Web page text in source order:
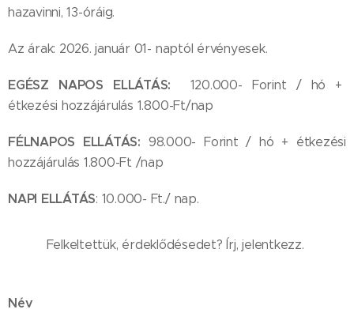
hazavinni, 13-óráig.
Az árak: 2026. január 01- naptól érvényesek.
EGÉSZ NAPOS ELLÁTÁS: 120.000- Forint / hó +
étkezési hozzájárulás 1.800-Ft/nap
FÉLNAPOS ELLÁTÁS: 98.000- Forint / hó + étkezési
hozzájárulás 1.800-Ft /nap
NAPI ELLÁTÁS: 10.000- Ft./ nap.
Felkeltettük, érdeklődésedet? Írj, jelentkezz.
Név